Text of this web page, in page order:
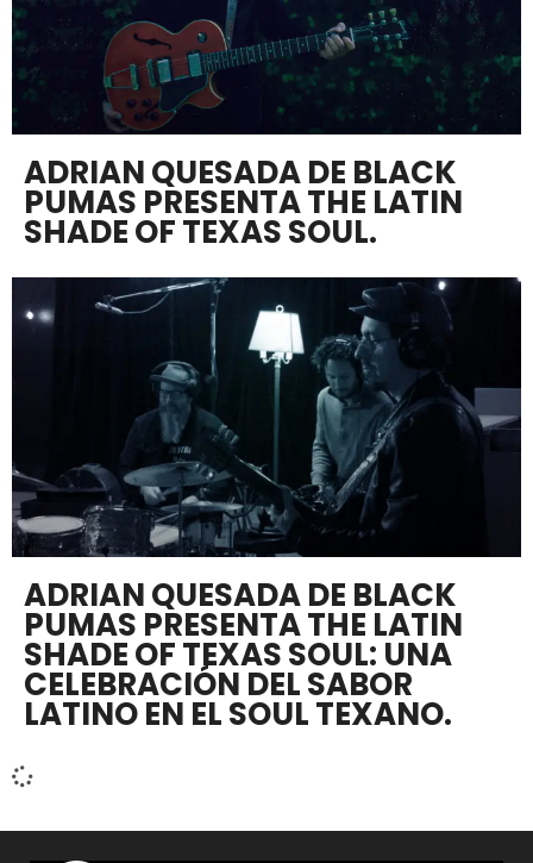
ADRIAN QUESADA DE BLACK
PUMAS PRESENTA THE LATIN
SHADE OF TEXAS SOUL.
ADRIAN QUESADA DE BLACK
PUMAS PRESENTA THE LATIN
SHADE OF TEXAS SOUL: UNA
CELEBRACIÓN DEL SABOR
LATINO EN EL SOUL TEXANO.